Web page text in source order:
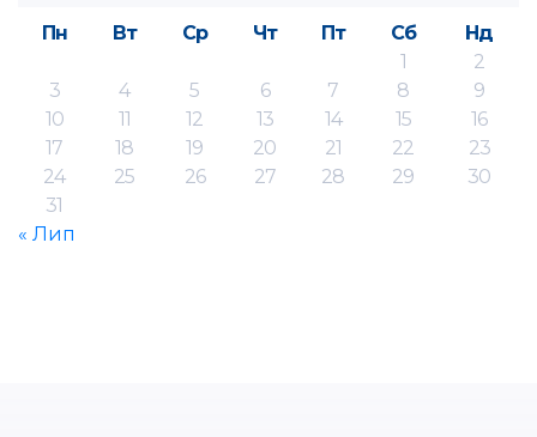
Пн
Вт Ср Чт Пт Сб
Нд
1
2
3
4 5 6 7 8
9
10
11 12 13 14 15
16
17
18 19 20 21 22
23
24
25 26 27 28 29
30
31
« Лип